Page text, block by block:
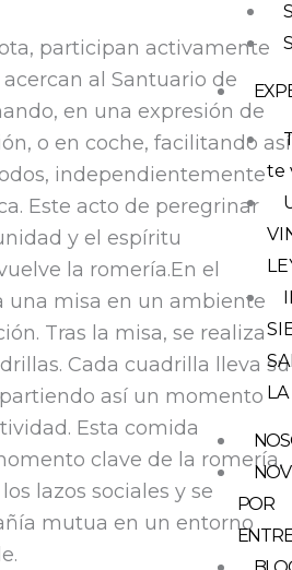
te
POR
participan activamente
al Santuario de
en una expresión de
o en coche, facilitando así
independientemente
Este acto de peregrinar
y el espíritu
la romería.En el
una misa en un ambiente
Tras la misa, se realiza
Cada cuadrilla lleva su
así un momento
Esta comida
clave de la romería,
lazos sociales y se
mutua en un entorno